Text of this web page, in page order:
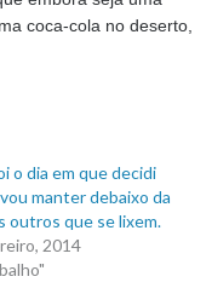
coca-cola no deserto,
o dia em que decidi
manter debaixo da
outros que se lixem.
2014